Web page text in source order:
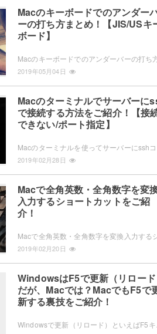
Macのキーボードでのアンダー
ーの打ち方まとめ！【JIS/USキ
ボード】
2019年05月04日
Macのターミナルでサーバーに
で接続する方法をご紹介！【接
できない/ポート指定】
2019年02月28日
Macで全角英数・全角数字を変
入力するショートカットをご紹
介！
2019年02月20日
WindowsはF5で更新（リロー
だが、Macでは？MacでもF5で
新する裏技をご紹介！